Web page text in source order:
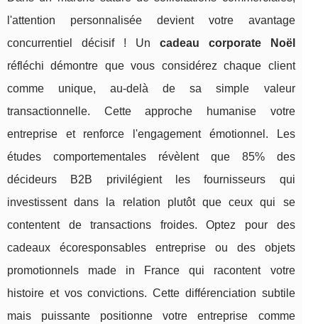
l'attention personnalisée devient votre avantage
concurrentiel décisif ! Un cadeau corporate Noël
réfléchi démontre que vous considérez chaque client
comme unique, au-delà de sa simple valeur
transactionnelle. Cette approche humanise votre
entreprise et renforce l'engagement émotionnel. Les
études comportementales révèlent que 85% des
décideurs B2B privilégient les fournisseurs qui
investissent dans la relation plutôt que ceux qui se
contentent de transactions froides. Optez pour des
cadeaux écoresponsables entreprise ou des objets
promotionnels made in France qui racontent votre
histoire et vos convictions. Cette différenciation subtile
mais puissante positionne votre entreprise comme